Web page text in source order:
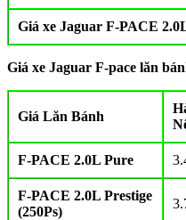
Giá xe Jaguar F-PACE
Giá xe Jaguar F-pace lăn
Giá Lăn Bánh
F-PACE 2.0L Pure
F-PACE 2.0L Prestige
(250Ps)